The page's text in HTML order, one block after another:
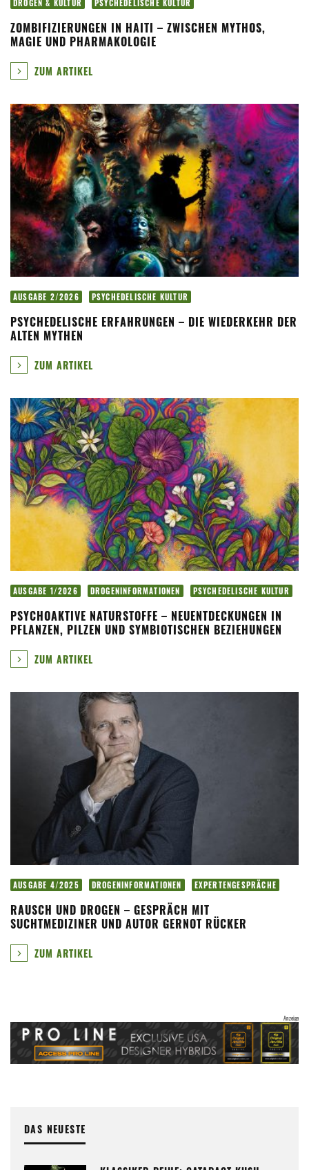
DROGEN & KULTUR PSYCHEDELISCHE KULTUR
ZOMBIFIZIERUNGEN IN HAITI – ZWISCHEN MYTHOS,
MAGIE UND PHARMAKOLOGIE
ZUM ARTIKEL
AUSGABE 2/2026 PSYCHEDELISCHE KULTUR
PSYCHEDELISCHE ERFAHRUNGEN – DIE WIEDERKEHR DER
ALTEN MYTHEN
ZUM ARTIKEL
AUSGABE 1/2026 DROGENINFORMATIONEN PSYCHEDELISCHE KULTUR
PSYCHOAKTIVE NATURSTOFFE – NEUENTDECKUNGEN IN
PFLANZEN, PILZEN UND SYMBIOTISCHEN BEZIEHUNGEN
ZUM ARTIKEL
AUSGABE 4/2025 DROGENINFORMATIONEN EXPERTENGESPRÄCHE
RAUSCH UND DROGEN – GESPRÄCH MIT
SUCHTMEDIZINER UND AUTOR GERNOT RÜCKER
ZUM ARTIKEL
DAS NEUESTE